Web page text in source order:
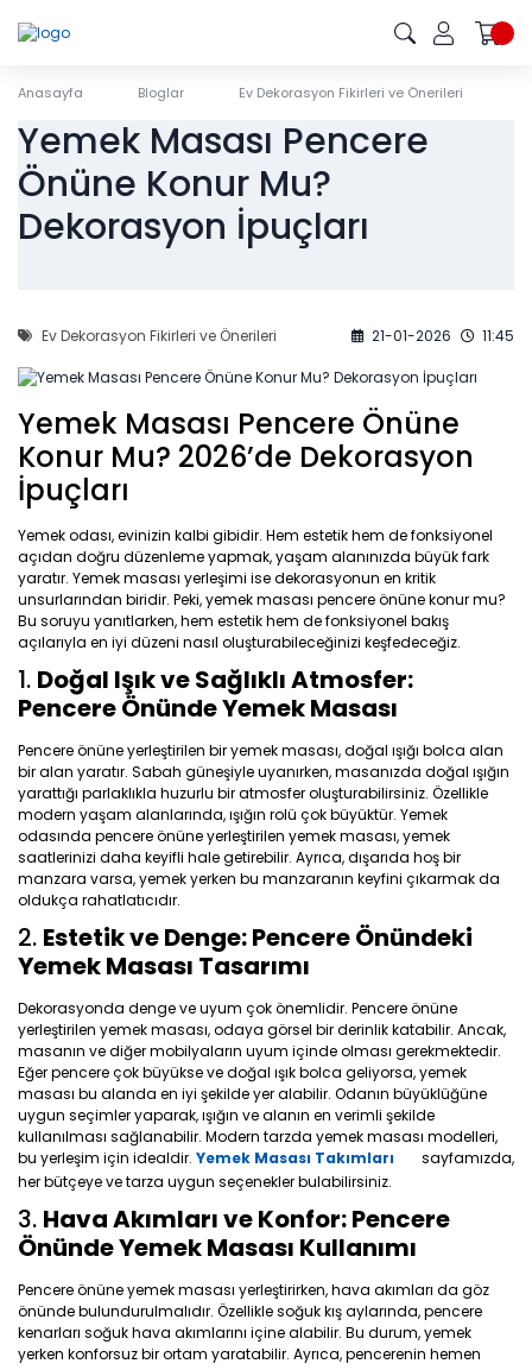
Anasayfa Bloglar Ev Dekorasyon Fikirleri ve Önerileri
Yemek Masası Pencere
Önüne Konur Mu?
Dekorasyon İpuçları
Ev Dekorasyon Fikirleri ve Önerileri 21-01-2026 11:45
Yemek Masası Pencere Önüne
Konur Mu? 2026’de Dekorasyon
İpuçları
Yemek odası, evinizin kalbi gibidir. Hem estetik hem de fonksiyonel
açıdan doğru düzenleme yapmak, yaşam alanınızda büyük fark
yaratır. Yemek masası yerleşimi ise dekorasyonun en kritik
unsurlarından biridir. Peki, yemek masası pencere önüne konur mu?
Bu soruyu yanıtlarken, hem estetik hem de fonksiyonel bakış
açılarıyla en iyi düzeni nasıl oluşturabileceğinizi keşfedeceğiz.
1. Doğal Işık ve Sağlıklı Atmosfer:
Pencere Önünde Yemek Masası
Pencere önüne yerleştirilen bir yemek masası, doğal ışığı bolca alan
bir alan yaratır. Sabah güneşiyle uyanırken, masanızda doğal ışığın
yarattığı parlaklıkla huzurlu bir atmosfer oluşturabilirsiniz. Özellikle
modern yaşam alanlarında, ışığın rolü çok büyüktür. Yemek
odasında pencere önüne yerleştirilen yemek masası, yemek
saatlerinizi daha keyifli hale getirebilir. Ayrıca, dışarıda hoş bir
manzara varsa, yemek yerken bu manzaranın keyfini çıkarmak da
oldukça rahatlatıcıdır.
2. Estetik ve Denge: Pencere Önündeki
Yemek Masası Tasarımı
Dekorasyonda denge ve uyum çok önemlidir. Pencere önüne
yerleştirilen yemek masası, odaya görsel bir derinlik katabilir. Ancak,
masanın ve diğer mobilyaların uyum içinde olması gerekmektedir.
Eğer pencere çok büyükse ve doğal ışık bolca geliyorsa, yemek
masası bu alanda en iyi şekilde yer alabilir. Odanın büyüklüğüne
uygun seçimler yaparak, ışığın ve alanın en verimli şekilde
kullanılması sağlanabilir. Modern tarzda yemek masası modelleri,
bu yerleşim için idealdir. Yemek Masası Takımları
sayfamızda,
her bütçeye ve tarza uygun seçenekler bulabilirsiniz.
3. Hava Akımları ve Konfor: Pencere
Önünde Yemek Masası Kullanımı
Pencere önüne yemek masası yerleştirirken, hava akımları da göz
önünde bulundurulmalıdır. Özellikle soğuk kış aylarında, pencere
kenarları soğuk hava akımlarını içine alabilir. Bu durum, yemek
yerken konforsuz bir ortam yaratabilir. Ayrıca, pencerenin hemen